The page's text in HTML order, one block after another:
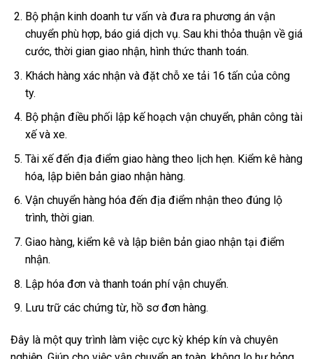
Bộ phận kinh doanh tư vấn và đưa ra phương án vận
chuyển phù hợp, báo giá dịch vụ. Sau khi thỏa thuận về giá
cước, thời gian giao nhận, hình thức thanh toán.
Khách hàng xác nhận và đặt chỗ xe tải 16 tấn của công
ty.
Bộ phận điều phối lập kế hoạch vận chuyển, phân công tài
xế và xe.
Tài xế đến địa điểm giao hàng theo lịch hẹn. Kiểm kê hàng
hóa, lập biên bản giao nhận hàng.
Vận chuyển hàng hóa đến địa điểm nhận theo đúng lộ
trình, thời gian.
Giao hàng, kiểm kê và lập biên bản giao nhận tại điểm
nhận.
Lập hóa đơn và thanh toán phí vận chuyển.
Lưu trữ các chứng từ, hồ sơ đơn hàng.
Đây là một quy trình làm việc cực kỳ khép kín và chuyên